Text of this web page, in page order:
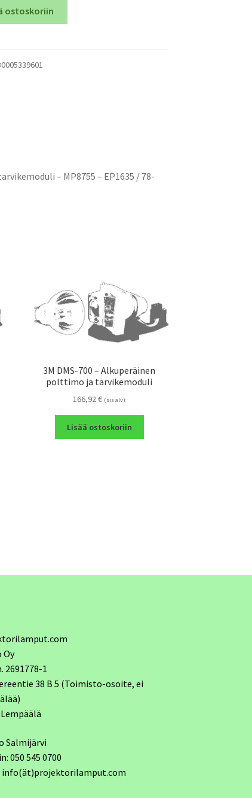
ostoskoriin
– MP8755 – EP1635 / 78-
3M DMS-700 – Alkuperäinen
polttimo ja tarvikemoduli
166,92€ (sis alv)
Lisää ostoskoriin
Oy
2691778-1
38 B 5 (Toimisto-osoite, ei
Salmijärvi
050 545 0700
info(ät)projektorilamput.com